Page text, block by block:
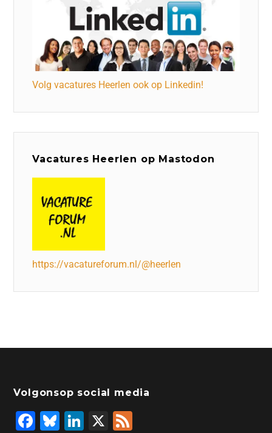
Volg vacatures Heerlen ook op Linkedin!
Vacatures Heerlen op Mastodon
https://vacatureforum.nl/@heerlen
Volgonsop social media
F
Bl
Li X